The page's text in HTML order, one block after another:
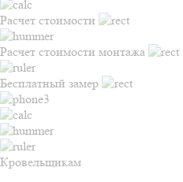
Расчет стоимости
Расчет стоимости монтажа
Бесплатный замер
Кровельщикам